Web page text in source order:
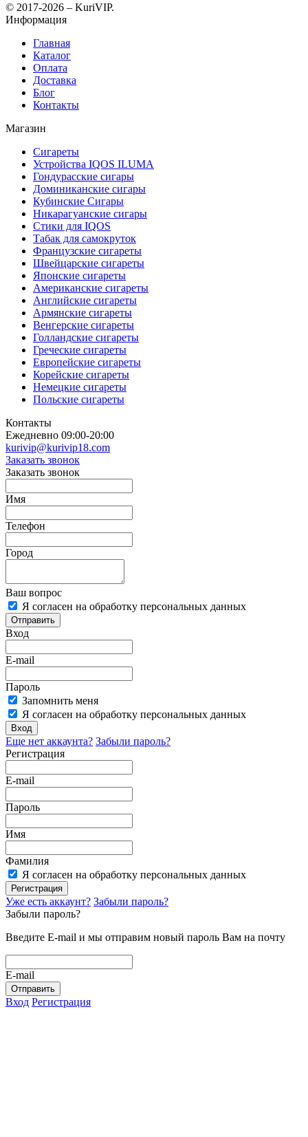
© 2017-2026 – KuriVIP.
Информация
Главная
Каталог
Оплата
Доставка
Блог
Контакты
Магазин
Сигареты
Устройства IQOS ILUMA
Гондурасские сигары
Доминиканские сигары
Кубинские Сигары
Никарагуанские сигары
Стики для IQOS
Табак для самокруток
Французские сигареты
Швейцарские сигареты
Японские сигареты
Американские сигареты
Английские сигареты
Армянские сигареты
Венгерские сигареты
Голландские сигареты
Греческие сигареты
Европейские сигареты
Корейские сигареты
Немецкие сигареты
Польские сигареты
Контакты
Ежедневно 09:00-20:00
kurivip@kurivip18.com
Заказать звонок
Заказать звонок
Имя
Телефон
Город
Ваш вопрос
Я согласен на обработку персональных данных
Отправить
Вход
E-mail
Пароль
Запомнить меня
Я согласен на обработку персональных данных
Вход
Еще нет аккаунта? Забыли пароль?
Регистрация
E-mail
Пароль
Имя
Фамилия
Я согласен на обработку персональных данных
Регистрация
Уже есть аккаунт? Забыли пароль?
Забыли пароль?
Введите E-mail и мы отправим новый пароль Вам на почту
E-mail
Отправить
Вход Регистрация